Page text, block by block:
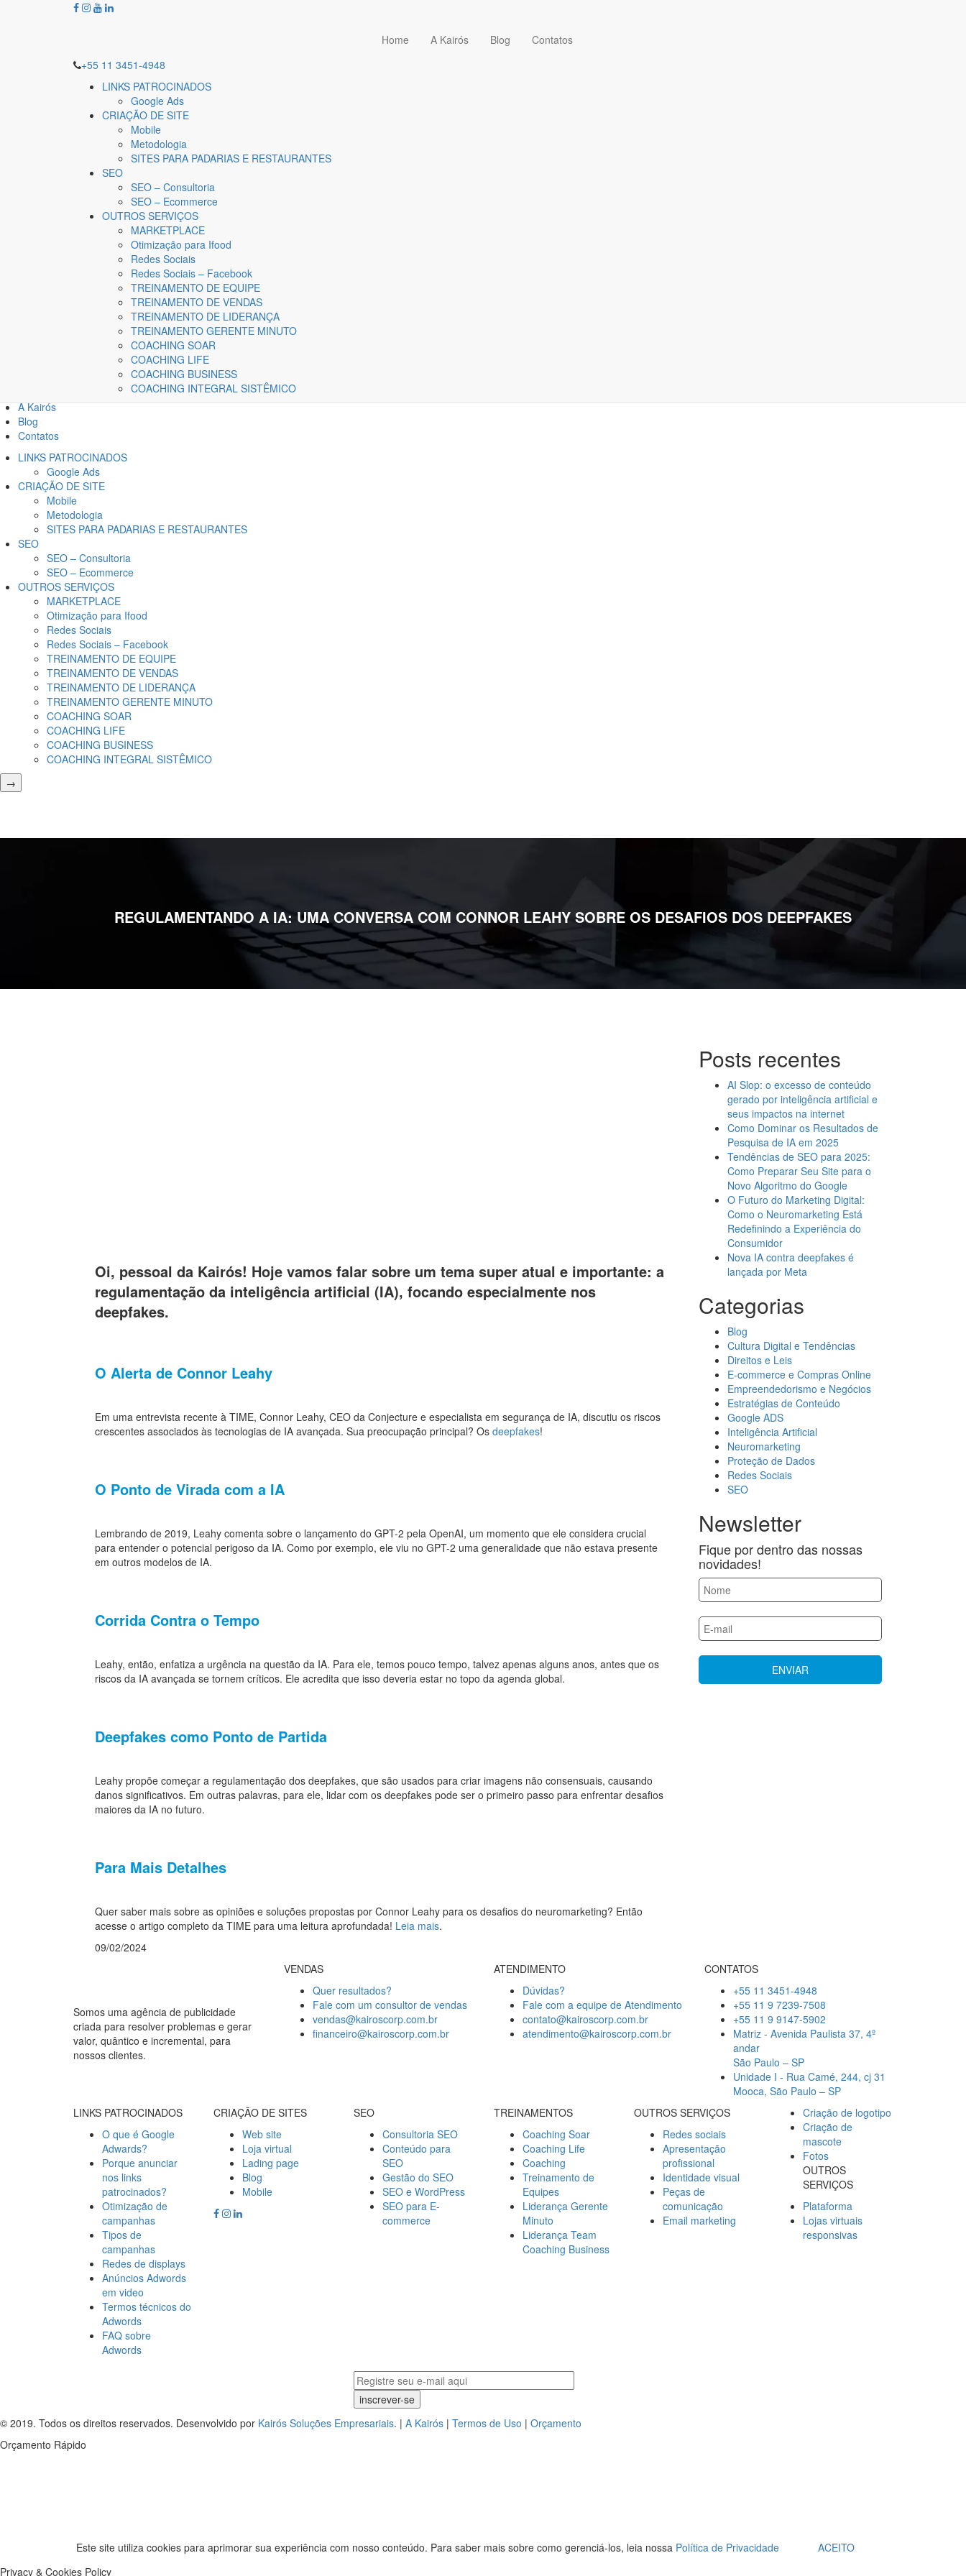
Home A Kairós Blog
Contatos
+55 11 3451-4948
LINKS PATROCINADOS
Google Ads
CRIAÇÃO DE SITE
Mobile
Metodologia
SITES PARA PADARIAS E RESTAURANTES
SEO
SEO – Consultoria
SEO – Ecommerce
OUTROS SERVIÇOS
MARKETPLACE
Otimização para Ifood
Redes Sociais
Redes Sociais – Facebook
TREINAMENTO DE EQUIPE
TREINAMENTO DE VENDAS
TREINAMENTO DE LIDERANÇA
TREINAMENTO GERENTE MINUTO
COACHING SOAR
COACHING LIFE
COACHING BUSINESS
COACHING INTEGRAL SISTÊMICO
A Kairós
Blog
Contatos
LINKS PATROCINADOS
Google Ads
CRIAÇÃO DE SITE
Mobile
Metodologia
SITES PARA PADARIAS E RESTAURANTES
SEO
SEO – Consultoria
SEO – Ecommerce
OUTROS SERVIÇOS
MARKETPLACE
Otimização para Ifood
Redes Sociais
Redes Sociais – Facebook
TREINAMENTO DE EQUIPE
TREINAMENTO DE VENDAS
TREINAMENTO DE LIDERANÇA
TREINAMENTO GERENTE MINUTO
COACHING SOAR
COACHING LIFE
COACHING BUSINESS
COACHING INTEGRAL SISTÊMICO
→
REGULAMENTANDO A IA: UMA CONVERSA COM CONNOR LEAHY SOBRE OS DESAFIOS DOS DEEPFAKES
Oi, pessoal da Kairós! Hoje vamos falar sobre um tema super atual e importante: a
regulamentação da inteligência artificial (IA), focando especialmente nos
deepfakes.
O Alerta de Connor Leahy
Em uma entrevista recente à TIME, Connor Leahy, CEO da Conjecture e especialista em segurança de IA, discutiu os riscos
crescentes associados às tecnologias de IA avançada. Sua preocupação principal? Os deepfakes!
O Ponto de Virada com a IA
Lembrando de 2019, Leahy comenta sobre o lançamento do GPT-2 pela OpenAI, um momento que ele considera crucial
para entender o potencial perigoso da IA. Como por exemplo, ele viu no GPT-2 uma generalidade que não estava presente
em outros modelos de IA.
Corrida Contra o Tempo
Leahy, então, enfatiza a urgência na questão da IA. Para ele, temos pouco tempo, talvez apenas alguns anos, antes que os
riscos da IA avançada se tornem críticos. Ele acredita que isso deveria estar no topo da agenda global.
Deepfakes como Ponto de Partida
Leahy propõe começar a regulamentação dos deepfakes, que são usados para criar imagens não consensuais, causando
danos significativos. Em outras palavras, para ele, lidar com os deepfakes pode ser o primeiro passo para enfrentar desafios
maiores da IA no futuro.
Para Mais Detalhes
Quer saber mais sobre as opiniões e soluções propostas por Connor Leahy para os desafios do neuromarketing? Então
acesse o artigo completo da TIME para uma leitura aprofundada! Leia mais.
09/02/2024
Posts recentes
AI Slop: o excesso de conteúdo
gerado por inteligência artificial e
seus impactos na internet
Como Dominar os Resultados de
Pesquisa de IA em 2025
Tendências de SEO para 2025:
Como Preparar Seu Site para o
Novo Algoritmo do Google
O Futuro do Marketing Digital:
Como o Neuromarketing Está
Redefinindo a Experiência do
Consumidor
Nova IA contra deepfakes é
lançada por Meta
Categorias
Blog
Cultura Digital e Tendências
Direitos e Leis
E-commerce e Compras Online
Empreendedorismo e Negócios
Estratégias de Conteúdo
Google ADS
Inteligência Artificial
Neuromarketing
Proteção de Dados
Redes Sociais
SEO
Newsletter
Fique por dentro das nossas
novidades!
Somos uma agência de publicidade
criada para resolver problemas e gerar
valor, quântico e incremental, para
nossos clientes.
VENDAS
Quer resultados?
Fale com um consultor de vendas
vendas@kairoscorp.com.br
financeiro@kairoscorp.com.br
ATENDIMENTO
Dúvidas?
Fale com a equipe de Atendimento
contato@kairoscorp.com.br
atendimento@kairoscorp.com.br
CONTATOS
+55 11 3451-4948
+55 11 9 7239-7508
+55 11 9 9147-5902
Matriz - Avenida Paulista 37, 4º
andar
São Paulo – SP
Unidade I - Rua Camé, 244, cj 31
Mooca, São Paulo – SP
LINKS PATROCINADOS
O que é Google
Adwards?
Porque anunciar
nos links
patrocinados?
Otimização de
campanhas
Tipos de
campanhas
Redes de displays
Anúncios Adwords
em video
Termos técnicos do
Adwords
FAQ sobre
Adwords
CRIAÇÃO DE SITES
Web site
Loja virtual
Lading page
Blog
Mobile
SEO
Consultoria SEO
Conteúdo para
SEO
Gestão do SEO
SEO e WordPress
SEO para E-
commerce
TREINAMENTOS
Coaching Soar
Coaching Life
Coaching
Treinamento de
Equipes
Liderança Gerente
Minuto
Liderança Team
Coaching Business
OUTROS SERVIÇOS
Redes sociais
Apresentação
profissional
Identidade visual
Peças de
comunicação
Email marketing
Criação de logotipo
Criação de
mascote
Fotos
OUTROS
SERVIÇOS
Plataforma
Lojas virtuais
responsivas
© 2019. Todos os direitos reservados. Desenvolvido por Kairós Soluções Empresariais. | A Kairós | Termos de Uso | Orçamento
Orçamento Rápido
Este site utiliza cookies para aprimorar sua experiência com nosso conteúdo. Para saber mais sobre como gerenciá-los, leia nossa Política de Privacidade
ACEITO
Privacy & Cookies Policy